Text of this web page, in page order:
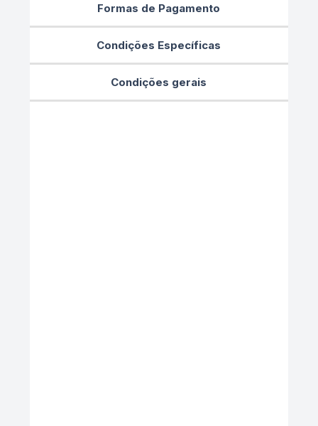
Formas de Pagamento
Condições Específicas
Condições gerais